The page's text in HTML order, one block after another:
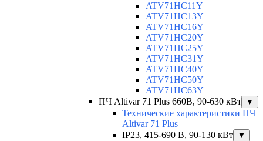
ATV71HC11Y
ATV71HC13Y
ATV71HC16Y
ATV71HC20Y
ATV71HC25Y
ATV71HC31Y
ATV71HC40Y
ATV71HC50Y
ATV71HC63Y
ПЧ Altivar 71 Plus 660В, 90-630 кВт
▼
Технические характеристики ПЧ
Altivar 71 Plus
IP23, 415-690 B, 90-130 кВт
▼